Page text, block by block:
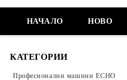
НАЧАЛО НОВО
КАТЕГОРИИ
Професионални машини ECHO